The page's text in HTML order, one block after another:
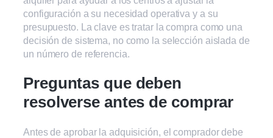
configuración a su necesidad operativa y a su
presupuesto. La clave es tratar la compra como una
decisión de sistema, no como la selección aislada de
un número de referencia.
Preguntas que deben
resolverse antes de comprar
Antes de aprobar la adquisición, el comprador debe